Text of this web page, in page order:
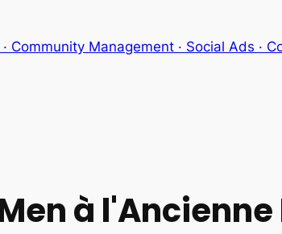
Community Management · Social Ads ·
à